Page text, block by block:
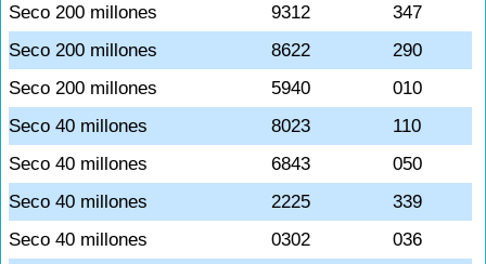
Seco 200 millones
9312
347
Seco 200 millones
8622
290
Seco 200 millones
5940
010
Seco 40 millones
8023
110
Seco 40 millones
6843
050
Seco 40 millones
2225
339
Seco 40 millones
0302
036